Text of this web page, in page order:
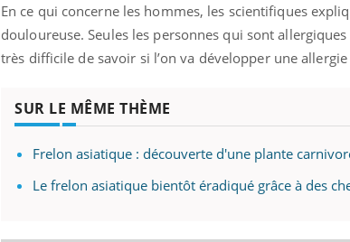
En ce qui concerne les hommes, les scientifiques
douloureuse. Seules les personnes qui sont
très difficile de savoir si l’on va développer une
SUR LE MÊME THÈME
Frelon asiatique : découverte d'une plante
Le frelon asiatique bientôt éradiqué grâce à des